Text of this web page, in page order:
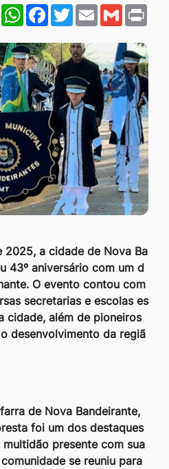
ShareWhatsApp
Facebook
Twitter
EmailGmail
2025, a cidade de Nova Ba
43º aniversário com um d
O evento contou com
secretarias e escolas es
cidade, além de pioneiros
desenvolvimento da regiã
de Nova Bandeirante,
foi um dos destaques
presente com sua
se reuniu para